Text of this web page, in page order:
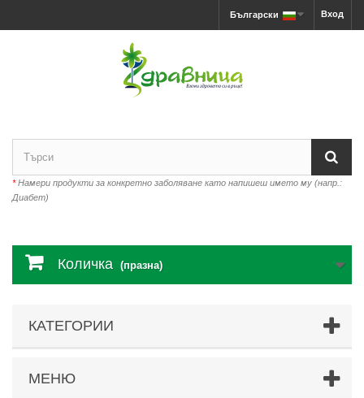
Вход
Български
*Намери продукти за конкретно заболяване като напишеш името му (напр.:
Диабет)
Количка (празна)
КАТЕГОРИИ
МЕНЮ